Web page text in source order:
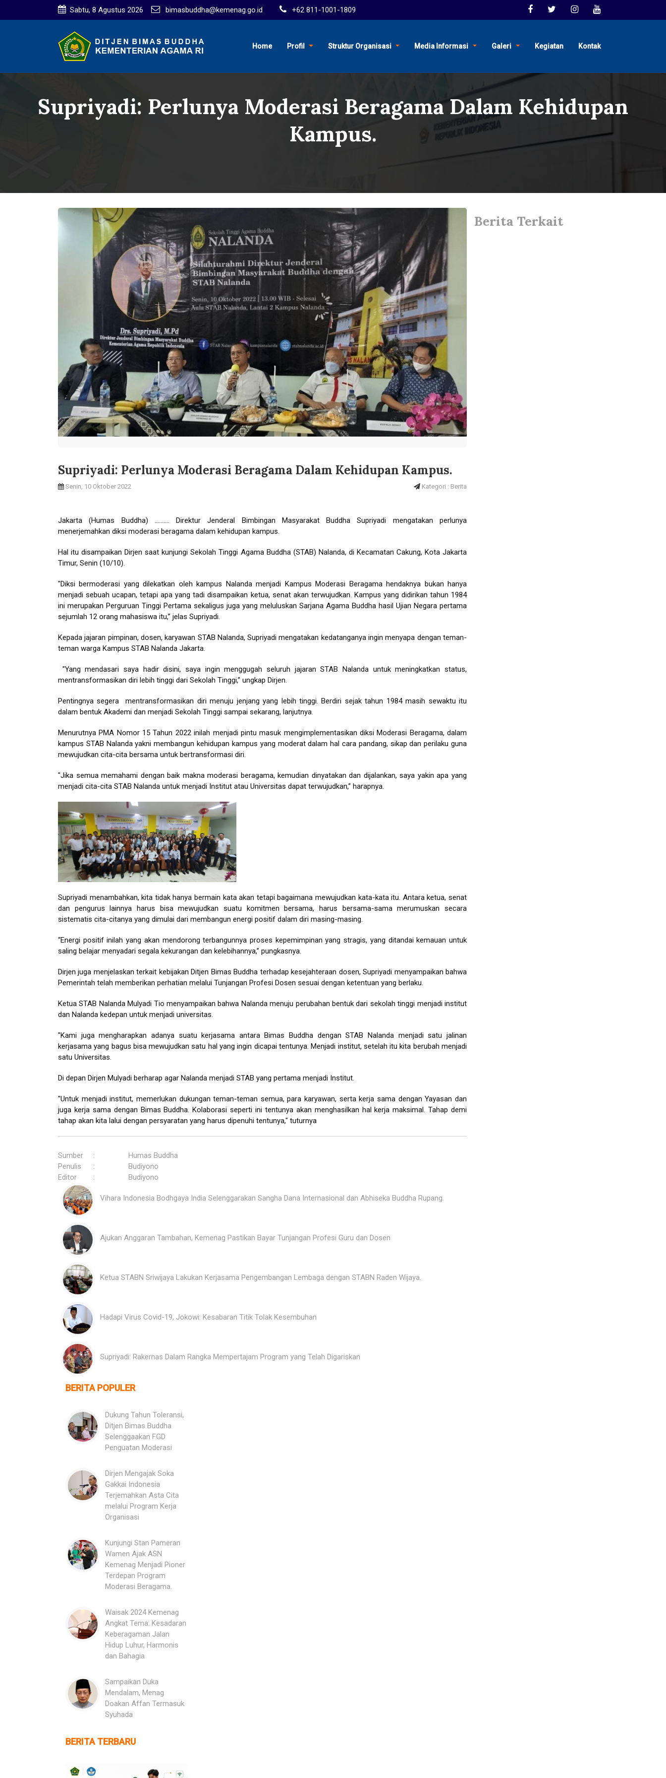
Sabtu, 8 Agustus 2026 bimasbuddha@kemenag.go.id +62 811-1001-1809
Home Profil Struktur Organisasi Media Informasi Galeri Kegiatan Kontak
Supriyadi: Perlunya Moderasi Beragama Dalam Kehidupan
Kampus.
Supriyadi: Perlunya Moderasi Beragama Dalam Kehidupan Kampus.
Senin, 10 Oktober 2022 Kategori : Berita
Jakarta (Humas Buddha) ………. Direktur Jenderal Bimbingan Masyarakat Buddha Supriyadi mengatakan perlunya
menerjemahkan diksi moderasi beragama dalam kehidupan kampus.
Hal itu disampaikan Dirjen saat kunjungi Sekolah Tinggi Agama Buddha (STAB) Nalanda, di Kecamatan Cakung, Kota Jakarta
Timur, Senin (10/10).
"Diksi bermoderasi yang dilekatkan oleh kampus Nalanda menjadi Kampus Moderasi Beragama hendaknya bukan hanya
menjadi sebuah ucapan, tetapi apa yang tadi disampaikan ketua, senat akan terwujudkan. Kampus yang didirikan tahun 1984
ini merupakan Perguruan Tinggi Pertama sekaligus juga yang meluluskan Sarjana Agama Buddha hasil Ujian Negara pertama
sejumlah 12 orang mahasiswa itu,” jelas Supriyadi.
Kepada jajaran pimpinan, dosen, karyawan STAB Nalanda, Supriyadi mengatakan kedatanganya ingin menyapa dengan teman-
teman warga Kampus STAB Nalanda Jakarta.
"Yang mendasari saya hadir disini, saya ingin menggugah seluruh jajaran STAB Nalanda untuk meningkatkan status,
mentransformasikan diri lebih tinggi dari Sekolah Tinggi,” ungkap Dirjen.
Pentingnya segera mentransformasikan diri menuju jenjang yang lebih tinggi. Berdiri sejak tahun 1984 masih sewaktu itu
dalam bentuk Akademi dan menjadi Sekolah Tinggi sampai sekarang, lanjutnya.
Menurutnya PMA Nomor 15 Tahun 2022 inilah menjadi pintu masuk mengimplementasikan diksi Moderasi Beragama, dalam
kampus STAB Nalanda yakni membangun kehidupan kampus yang moderat dalam hal cara pandang, sikap dan perilaku guna
mewujudkan cita-cita bersama untuk bertransformasi diri.
"Jika semua memahami dengan baik makna moderasi beragama, kemudian dinyatakan dan dijalankan, saya yakin apa yang
menjadi cita-cita STAB Nalanda untuk menjadi Institut atau Universitas dapat terwujudkan,” harapnya.
Supriyadi menambahkan, kita tidak hanya bermain kata akan tetapi bagaimana mewujudkan kata-kata itu. Antara ketua, senat
dan pengurus lainnya harus bisa mewujudkan suatu komitmen bersama, harus bersama-sama merumuskan secara
sistematis cita-citanya yang dimulai dari membangun energi positif dalam diri masing-masing.
“Energi positif inilah yang akan mendorong terbangunnya proses kepemimpinan yang stragis, yang ditandai kemauan untuk
saling belajar menyadari segala kekurangan dan kelebihannya,” pungkasnya.
Dirjen juga menjelaskan terkait kebijakan Ditjen Bimas Buddha terhadap kesejahteraan dosen, Supriyadi menyampaikan bahwa
Pemerintah telah memberikan perhatian melalui Tunjangan Profesi Dosen sesuai dengan ketentuan yang berlaku.
Ketua STAB Nalanda Mulyadi Tio menyampaikan bahwa Nalanda menuju perubahan bentuk dari sekolah tinggi menjadi institut
dan Nalanda kedepan untuk menjadi universitas.
"Kami juga mengharapkan adanya suatu kerjasama antara Bimas Buddha dengan STAB Nalanda menjadi satu jalinan
kerjasama yang bagus bisa mewujudkan satu hal yang ingin dicapai tentunya. Menjadi institut, setelah itu kita berubah menjadi
satu Universitas.
Di depan Dirjen Mulyadi berharap agar Nalanda menjadi STAB yang pertama menjadi Institut.
"Untuk menjadi institut, memerlukan dukungan teman-teman semua, para karyawan, serta kerja sama dengan Yayasan dan
juga kerja sama dengan Bimas Buddha. Kolaborasi seperti ini tentunya akan menghasilkan hal kerja maksimal. Tahap demi
tahap akan kita lalui dengan persyaratan yang harus dipenuhi tentunya," tuturnya
Sumber :
Humas Buddha
Penulis
:
Budiyono
Editor
: Budiyono
Berita Terkait
Vihara Indonesia Bodhgaya India Selenggarakan Sangha Dana Internasional dan Abhiseka Buddha Rupang.
Ajukan Anggaran Tambahan, Kemenag Pastikan Bayar Tunjangan Profesi Guru dan Dosen
Ketua STABN Sriwijaya Lakukan Kerjasama Pengembangan Lembaga dengan STABN Raden Wijaya.
Hadapi Virus Covid-19, Jokowi: Kesabaran Titik Tolak Kesembuhan
Supriyadi: Rakernas Dalam Rangka Mempertajam Program yang Telah Digariskan
BERITA POPULER
Dukung Tahun Toleransi,
Ditjen Bimas Buddha
Selenggaakan FGD
Penguatan Moderasi
Dirjen Mengajak Soka
Gakkai Indonesia
Terjemahkan Asta Cita
melalui Program Kerja
Organisasi
Kunjungi Stan Pameran
Wamen Ajak ASN
Kemenag Menjadi Pioner
Terdepan Program
Moderasi Beragama.
Waisak 2024 Kemenag
Angkat Tema: Kesadaran
Keberagaman Jalan
Hidup Luhur, Harmonis
dan Bahagia
Sampaikan Duka
Mendalam, Menag
Doakan Affan Termasuk
Syuhada
BERITA TERBARU